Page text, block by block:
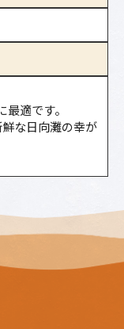
適です。
な日向灘の幸が